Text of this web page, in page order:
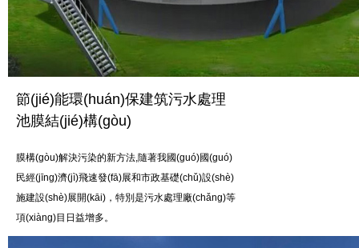
節(jié)能環(huán)保建筑污水處理
池膜結(jié)構(gòu)
膜構(gòu)解決污染的新方法,隨著我國(guó)國(guó)
民經(jīng)濟(jì)飛速發(fā)展和市政基礎(chǔ)設(shè)
施建設(shè)展開(kāi)，特別是污水處理廠(chǎng)等
項(xiàng)目日益增多。